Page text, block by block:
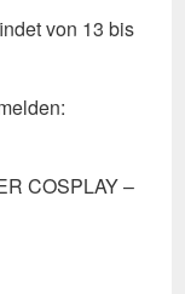
von 13 bis
COSPLAY –